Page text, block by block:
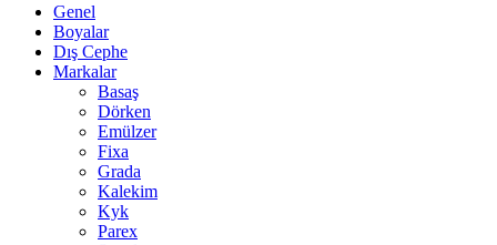
Genel
Boyalar
Dış Cephe
Markalar
Basaş
Dörken
Emülzer
Fixa
Grada
Kalekim
Kyk
Parex